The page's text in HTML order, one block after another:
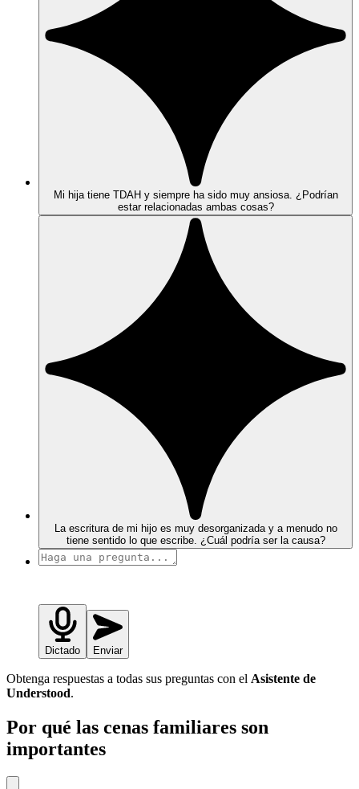
Mi hija tiene TDAH y siempre ha sido muy ansiosa. ¿Podrían
estar relacionadas ambas cosas?
La escritura de mi hijo es muy desorganizada y a menudo no
tiene sentido lo que escribe. ¿Cuál podría ser la causa?
Dictado Enviar
Obtenga respuestas a todas sus preguntas con el Asistente de
Understood.
Por qué las cenas familiares son
importantes